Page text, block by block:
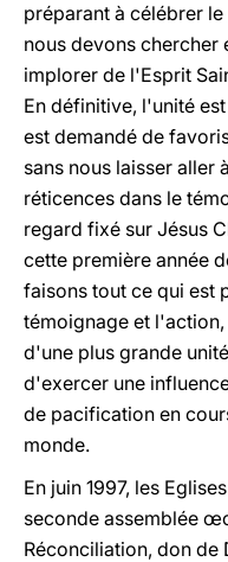
préparant à célébrer
nous devons chercher
implorer de l'Esprit
En définitive, l'unité
est demandé de
sans nous laisser aller
réticences dans le
regard fixé sur Jésus
cette première année
faisons tout ce qui est
témoignage et
d'une plus grande
d'exercer une
de pacification en
monde.
En juin 1997, les
seconde assemblée
Réconciliation, don de